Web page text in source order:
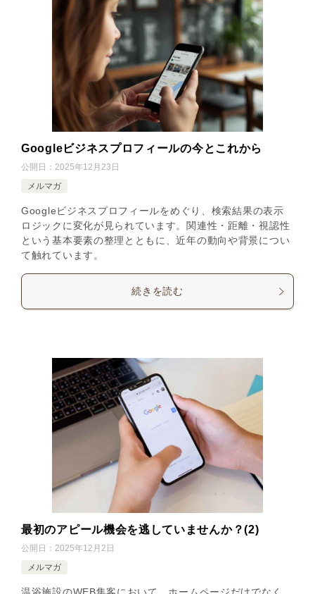
Googleビジネスプロフィールの今とこれから
公開日： 2025年12月23日
メルマガ
Googleビジネスプロフィールをめぐり、検索結果の表示
ロジックに変化が見られています。関連性・距離・視認性
という基本要素の整理とともに、近年の動向や背景につい
て触れています。
続きを読む
最初のアピール機会を逃していませんか？(2)
公開日： 2025年12月2日
メルマガ